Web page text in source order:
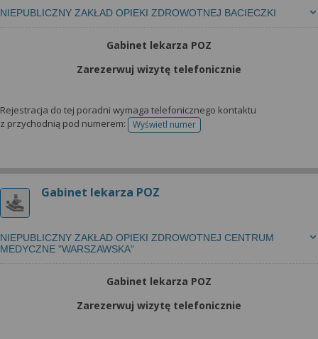
NIEPUBLICZNY ZAKŁAD OPIEKI ZDROWOTNEJ BACIECZKI
Gabinet lekarza POZ
Zarezerwuj wizytę telefonicznie
Rejestracja do tej poradni wymaga telefonicznego kontaktu
z przychodnią pod numerem:
Wyświetl numertelefonu do rejestracji
Gabinet lekarza POZ
NIEPUBLICZNY ZAKŁAD OPIEKI ZDROWOTNEJ CENTRUM
MEDYCZNE "WARSZAWSKA"
Gabinet lekarza POZ
Zarezerwuj wizytę telefonicznie